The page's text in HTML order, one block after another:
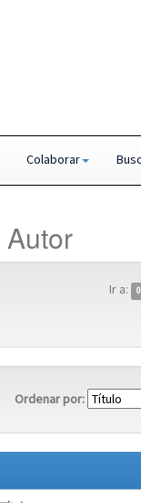
Colaborar
Ir a:
Ordenar por: